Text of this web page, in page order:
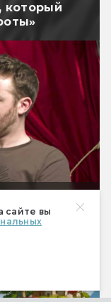
сайте вы
который
Фолз",